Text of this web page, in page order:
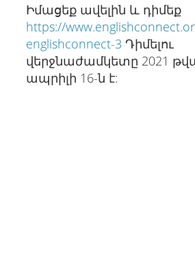
Իմացեք ավելին և դիմեք
https://
englishconnect-3 Դիմելու
վերջնաժամկետը 2021
ապրիլի 16-ն է: